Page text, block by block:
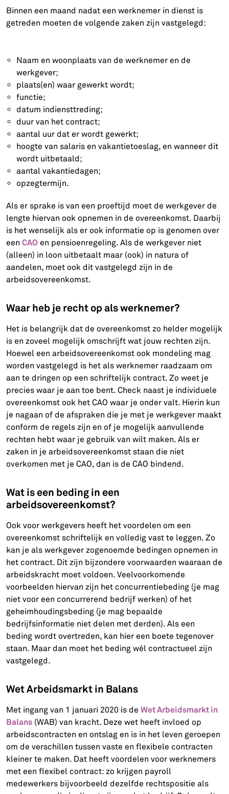
Binnen een maand nadat een werknemer in dienst is
getreden moeten de volgende zaken zijn vastgelegd:
Naam en woonplaats van de werknemer en de
werkgever;
plaats(en) waar gewerkt wordt;
functie;
datum indiensttreding;
duur van het contract;
aantal uur dat er wordt gewerkt;
hoogte van salaris en vakantietoeslag, en wanneer dit
wordt uitbetaald;
aantal vakantiedagen;
opzegtermijn.
Als er sprake is van een proeftijd moet de werkgever de
lengte hiervan ook opnemen in de overeenkomst. Daarbij
is het wenselijk als er ook informatie op is genomen over
eenCAO en pensioenregeling. Als de werkgever niet
(alleen) in loon uitbetaalt maar (ook) in natura of
aandelen, moet ook dit vastgelegd zijn in de
arbeidsovereenkomst.
Waar heb je recht op als werknemer?
Het is belangrijk dat de overeenkomst zo helder mogelijk
is en zoveel mogelijk omschrijft wat jouw rechten zijn.
Hoewel een arbeidsovereenkomst ook mondeling mag
worden vastgelegd is het als werknemer raadzaam om
aan te dringen op een schriftelijk contract. Zo weet je
precies waar je aan toe bent. Check naast je individuele
overeenkomst ook het CAO waar je onder valt. Hierin kun
je nagaan of de afspraken die je met je werkgever maakt
conform de regels zijn en of je mogelijk aanvullende
rechten hebt waar je gebruik van wilt maken. Als er
zaken in je arbeidsovereenkomst staan die niet
overkomen met je CAO, dan is de CAO bindend.
Wat is een beding in een
arbeidsovereenkomst?
Ook voor werkgevers heeft het voordelen om een
overeenkomst schriftelijk en volledig vast te leggen. Zo
kan je als werkgever zogenoemde bedingen opnemen in
het contract. Dit zijn bijzondere voorwaarden waaraan de
arbeidskracht moet voldoen. Veelvoorkomende
voorbeelden hiervan zijn het concurrentiebeding (je mag
niet voor een concurrerend bedrijf werken) of het
geheimhoudingsbeding (je mag bepaalde
bedrijfsinformatie niet delen met derden). Als een
beding wordt overtreden, kan hier een boete tegenover
staan. Maar dan moet het beding wél contractueel zijn
vastgelegd.
Wet Arbeidsmarkt in Balans
Met ingang van 1 januari 2020 is deWet Arbeidsmarkt in
Balans (WAB) van kracht. Deze wet heeft invloed op
arbeidscontracten en ontslag en is in het leven geroepen
om de verschillen tussen vaste en flexibele contracten
kleiner te maken. Dat heeft voordelen voor werknemers
met een flexibel contract: zo krijgen payroll
medewerkers bijvoorbeeld dezelfde rechtspositie als